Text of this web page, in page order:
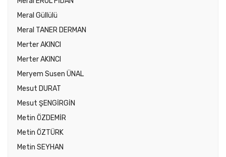
Meral Güllülü
Meral TANER DERMAN
Merter AKINCI
Merter AKINCI
Meryem Susen ÜNAL
Mesut DURAT
Mesut ŞENGİRGİN
Metin ÖZDEMİR
Metin ÖZTÜRK
Metin SEYHAN